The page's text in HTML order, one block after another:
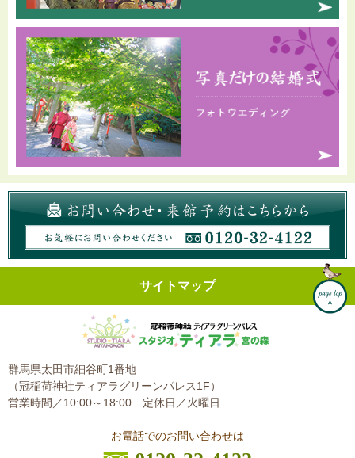
サイトマップ
群馬県太田市細谷町1番地
（冠稲荷神社ティアラグリーンパレス1F）
営業時間／10:00～18:00 定休日／火曜日
お電話でのお問い合わせは